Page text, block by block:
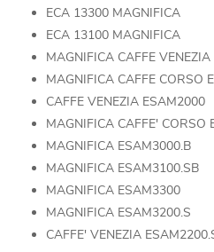
ECA 13300 MAGNIFICA
ECA 13100 MAGNIFICA
MAGNIFICA CAFFE
MAGNIFICA CAFFE CORSO
CAFFE VENEZIA ESAM2000
MAGNIFICA CAFFE' CORSO
MAGNIFICA ESAM3000.B
MAGNIFICA ESAM3100.SB
MAGNIFICA ESAM3300
MAGNIFICA ESAM3200.S
CAFFE' VENEZIA